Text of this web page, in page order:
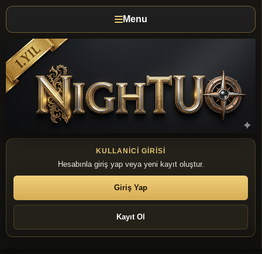
Menu
KULLANICI GIRISI
Hesabınla giriş yap veya yeni kayıt oluştur.
Giriş Yap
Kayıt Ol